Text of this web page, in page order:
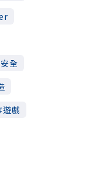
安全
遊戲